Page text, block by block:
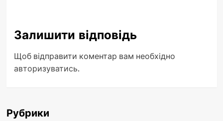
Залишити відповідь
Щоб відправити коментар вам необхідно
авторизуватись.
Рубрики